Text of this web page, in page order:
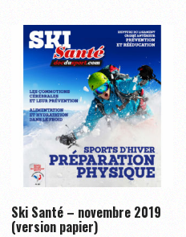
Ski Santé – novembre 2019
(version papier)